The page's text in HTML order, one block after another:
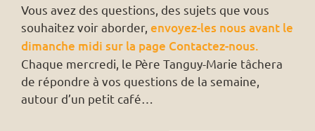
Vous avez des questions, des sujets que vous
souhaitez voir aborder, envoyez-les nous avant le
dimanche midi sur la page Contactez-nous.
Chaque mercredi, le Père Tanguy-Marie tâchera
de répondre à vos questions de la semaine,
autour d’un petit café…